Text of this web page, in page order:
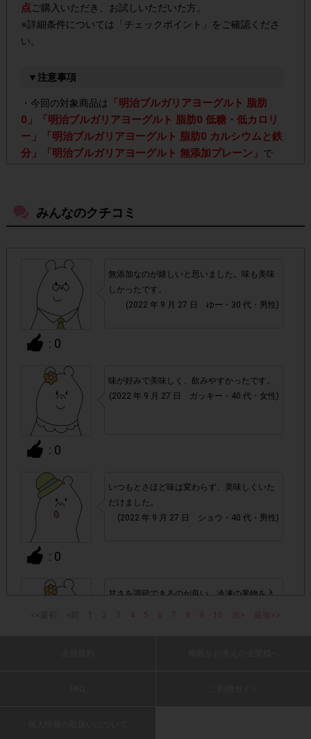
点 ご購入いただき、お試しいただいた方。
※詳細条件については「チェックポイント」をご確認くださ
い。
▼注意事項
・今回の対象商品は
「明治ブルガリアヨーグルト 脂肪
0」「明治ブルガリアヨーグルト 脂肪0 低糖・低カロリ
ー」「明治ブルガリアヨーグルト 脂肪0 カルシウムと鉄
分」「明治ブルガリアヨーグルト 無添加プレーン」 で
・店舗によって取扱いのない場合があります。予めご了承く
・参加(申し込み)を回答前にしていただければ、募集人数が
上限に達しても、掲載期間内のアンケート回答が可能です。
・悪質な投稿があった場合、
だくこともあります。
・スマートフォン、携帯電話、タブレットPCにつきまし
て、機種によってはアンケートに回答できない場合がござい
ます。
▼ポイント付与対象外
チェックポイントの条件を満たしていない場合
・ECサイトやネットスーパーでのご購入
・1つのアンケートにつき、お1人様あたり複数回の参加が
株式会社ドゥ・ハウスが運営する、レシートを活用したサ
みんなのクチコミ
: 0
無添加なのが嬉しいと思いました。味も美味
しかったです。
(2022 年 9 月 27 日 ゆー・30 代・男性)
: 0
味が好みで美味しく、飲みやすかったです。
(2022 年 9 月 27 日 ガッキー・40 代・女性)
: 0
いつもとさほど味は変わらず、美味しくいた
だけました。
(2022 年 9 月 27 日 ショウ・40 代・男性)
甘さを調節できるのが良い。冷凍の果物を入
2 3 4 5 6 7 8 9 10 次> 最後>>